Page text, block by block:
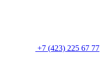
+7 (423) 225 67 77